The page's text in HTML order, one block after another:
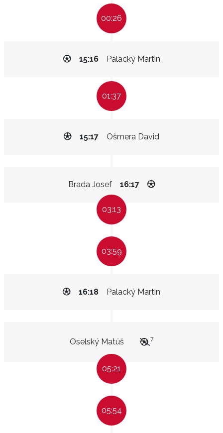
00:26
Palacký Martin
15:16
01:37
Ošmera David
15:17
Brada Josef 16:17
03:13
03:59
Palacký Martin
16:18
Oselský Matúš 7
05:21
05:54